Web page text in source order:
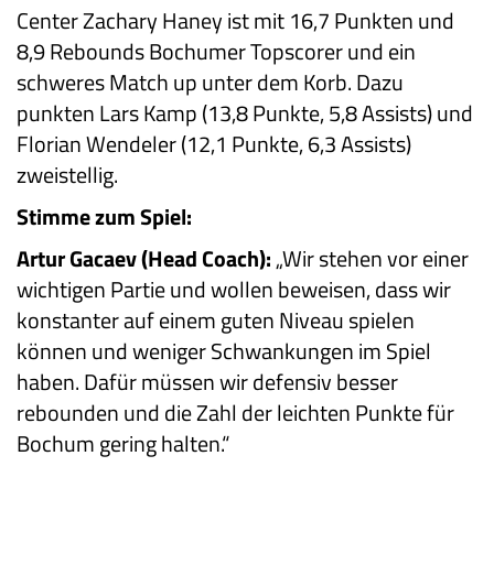
Center Zachary Haney ist mit 16,7 Punkten und
8,9 Rebounds Bochumer Topscorer und ein
schweres Match up unter dem Korb. Dazu
punkten Lars Kamp (13,8 Punkte, 5,8 Assists) und
Florian Wendeler (12,1 Punkte, 6,3 Assists)
zweistellig.
Stimme zum Spiel:
Artur Gacaev (Head Coach):„Wir stehen vor einer
wichtigen Partie und wollen beweisen, dass wir
konstanter auf einem guten Niveau spielen
können und weniger Schwankungen im Spiel
haben. Dafür müssen wir defensiv besser
rebounden und die Zahl der leichten Punkte für
Bochum gering halten.“